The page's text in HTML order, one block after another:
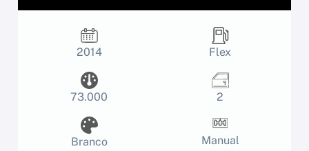
2014 Flex
73.000 2
Branco Manual